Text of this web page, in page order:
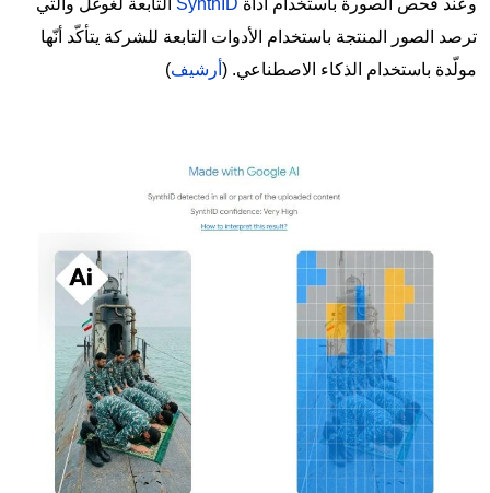
ترصد الصور المنتجة باستخدام الأدوات التابعة للشركة يتأكّد أنّها
مولّدة باستخدام الذكاء الاصطناعي. ( أرشيف)